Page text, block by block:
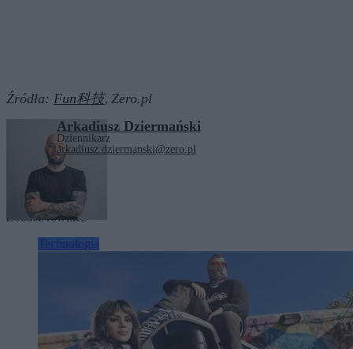
Źródła: Fun科技, Zero.pl
Arkadiusz Dziermański
Dziennikarz
arkadiusz.dziermanski@zero.pl
Tagi:technologia
Zobacz również
Technologia